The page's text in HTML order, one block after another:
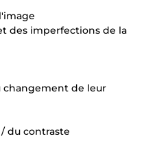
des imperfections de la
changement de leur
du contraste